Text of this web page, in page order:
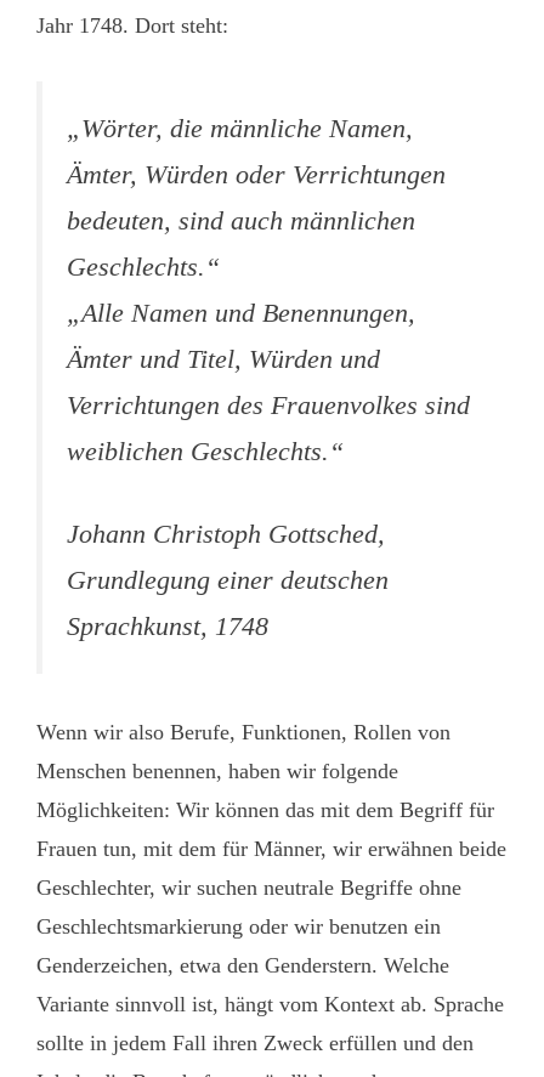
Jahr 1748. Dort steht:
„Wörter, die männliche Namen,
Ämter, Würden oder Verrichtungen
bedeuten, sind auch männlichen
Geschlechts.“
„Alle Namen und Benennungen,
Ämter und Titel, Würden und
Verrichtungen des Frauenvolkes sind
weiblichen Geschlechts.“
Johann Christoph Gottsched,
Grundlegung einer deutschen
Sprachkunst, 1748
Wenn wir also Berufe, Funktionen, Rollen von
Menschen benennen, haben wir folgende
Möglichkeiten: Wir können das mit dem Begriff für
Frauen tun, mit dem für Männer, wir erwähnen beide
Geschlechter, wir suchen neutrale Begriffe ohne
Geschlechtsmarkierung oder wir benutzen ein
Genderzeichen, etwa den Genderstern. Welche
Variante sinnvoll ist, hängt vom Kontext ab. Sprache
sollte in jedem Fall ihren Zweck erfüllen und den